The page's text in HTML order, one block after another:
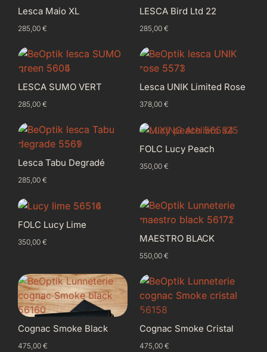
Lesca Maio XL
285,00 €
LESCA Bird Ltd 22
285,00 €
LESCA SUMO VERT
285,00 €
Lesca UNIK Limited Rose
378,00 €
Lesca Tabu Degradé
285,00 €
FOLC Lucy Peach
350,00 €
FOLC Lucy Lime
350,00 € MAESTRO BLACK
550,00 €
Cognac Smoke Black
475,00 €
Cognac Smoke Cristal
475,00 €